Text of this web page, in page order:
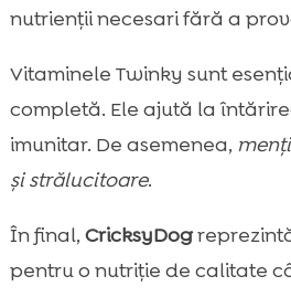
nutrienții necesari fără a
Vitaminele Twinky sunt
completă. Ele ajută la
imunitar. De asemenea,
și strălucitoare.
În final, CricksyDog
pentru o nutriție de calitate